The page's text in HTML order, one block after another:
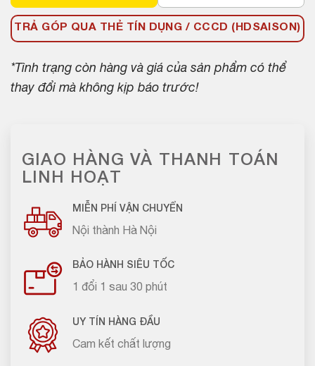
TRẢ GÓP QUA THẺ TÍN DỤNG / CCCD (HDSAISON)
*Tình trạng còn hàng và giá của sản phẩm có thể
thay đổi mà không kịp báo trước!
GIAO HÀNG VÀ THANH TOÁN
LINH HOẠT
MIỄN PHÍ VẬN CHUYỂN
Nội thành Hà Nội
BẢO HÀNH SIÊU TỐC
1 đổi 1 sau 30 phút
UY TÍN HÀNG ĐẦU
Cam kết chất lượng